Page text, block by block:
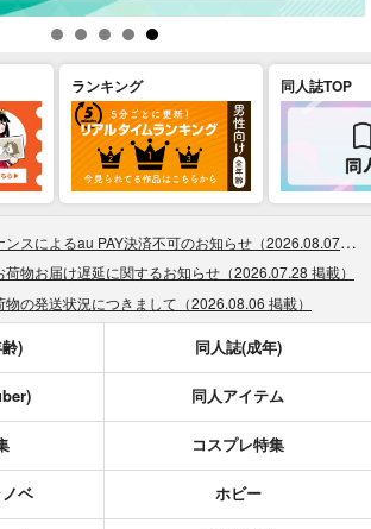
ランキング 同人誌TOP
スによるau PAY決済不可のお知らせ（2026.08.07 掲載）
物お届け遅延に関するお知らせ（2026.07.28 掲載）
の発送状況につきまして（2026.08.06 掲載）
期便(月2)」一般会員様の利用再開のお知らせ（2026.02.05 掲載）
同人誌館」通販店頭受取サービス開始のお知らせ（2026.01.05 更新｜2025.12.30 掲載）
イント⇒とらコイン変換キャンペーン」終了のお知らせ（2025.11.21 掲載）
改定について（2025.09.19 更新｜2025.08.01 掲載）
理体制改定のお知らせ（2024.11.20 掲載）
) 同人誌(成年)
同人アイテム
コスプレ特集
ベ ホビー